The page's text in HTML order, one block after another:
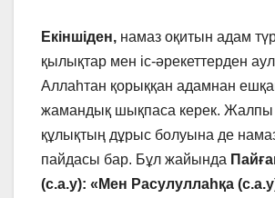
Екіншіден, намаз оқитын адам
қылықтар мен іс-әрекеттерден
Аллаһтан қорыққан адамнан
жамандық шықпаса керек. Жалпы
құлықтың дұрыс болуына де
пайдасы бар. Бұл жайында
(с.а.у): «Мен Расулуллаһқа